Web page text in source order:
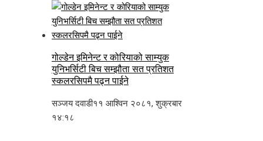
गोल्डेन इमिनेन्ट र कोरियाको साम्युक
युनिभर्सिटी बिच सम्झौता सत प्रतिशत
स्कलरसिपमै पढ्न पाईने
सञ्जय दवाडी११ आश्विन २०८१, शुक्रबार
१४:१८